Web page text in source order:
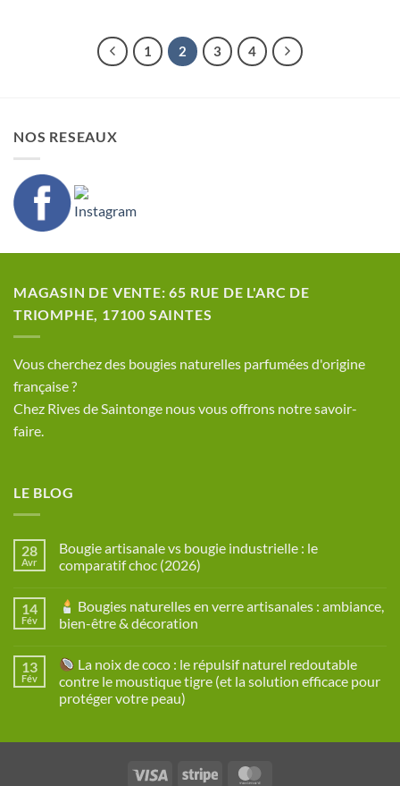
1 2 3 4
NOS RESEAUX
MAGASIN DE VENTE: 65 RUE DE L'ARC DE
TRIOMPHE, 17100 SAINTES
​Vous cherchez des bougies naturelles parfumées d'origine
française ?
Chez Rives de Saintonge nous vous offrons notre savoir-
faire.
LE BLOG
28
Avr
Bougie artisanale vs bougie industrielle : le
comparatif choc (2026)
sur
Bougie
artisanale
industrielle
le
comparatif
choc
14
Fév
Bougies naturelles en verre artisanales : ambiance,
bien-être & décoration
sur
Bougies
naturelles
en
:
13
Fév
La noix de coco : le répulsif naturel redoutable
contre le moustique tigre (et la solution efficace pour
protéger votre peau)
Visa Stripe